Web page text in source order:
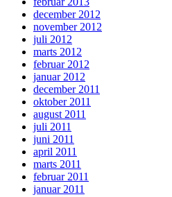
december 2012
november 2012
juli 2012
marts 2012
februar 2012
januar 2012
december 2011
oktober 2011
august 2011
juli 2011
juni 2011
april 2011
marts 2011
februar 2011
januar 2011